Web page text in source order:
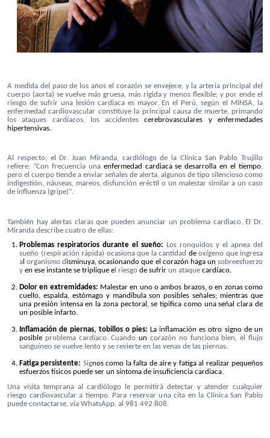
A medida del paso de los años el corazón se envejece, y la arteria principal del
cuerpo (aorta) se vuelve más gruesa, más rígida y menos flexible; y por ende el
riesgo de sufrir una lesión cardiaca es mayor. En el Perú, según el MINSA, la
enfermedad cardiovascular constituye la principal causa de muerte, primando
los ataques cardíacos, los accidentes cerebrovasculares y enfermedades
hipertensivas.
Al respecto, el Dr. Juan Miranda, cardiólogo de la Clínica San Pablo Trujillo
refiere: “Con frecuencia una enfermedad cardiaca se desarrolla en el tiempo;
pero el cuerpo tiende a enviar señales de alerta, algunos de tipo silencioso como
indigestión, náuseas, mareos, disfunción eréctil o un malestar similar a un caso
de influenza (gripe)”.
También hay alertas claras que pueden anunciar un problema cardiaco. El Dr.
Miranda describe cuatro de ellas:
Problemas respiratorios durante el sueño:
Los ronquidos y el apnea del
sueño (respiración rápida) ocasiona que la cantidad de oxígeno que ingresa
a lorganismo disminuya, ocasionando que el corazón haga unsobreesfuerzo
y en ese instante se triplique e l riesgo de sufrir un ataque cardíaco.
Doloren extremidades: Malestar en uno o ambos brazos, o en zonas como
cuello, espalda, estómago y mandíbula son posibles señales; mientras que
una presión intensa en la zona pectoral, se tipifica como una señal clara de
un posible infarto.
Inflamación de piernas, tobillos o pies: La inflamación es otro signo de un
posible problema cardíaco. Cuando un corazón no funciona bien, el flujo
sanguíneo se vuelve lento y se revierte en las venas de las piernas.
Fatiga persistente: Signos como la falta de aire y fatiga al realizar pequeños
esfuerzos físicos puede ser un síntoma de insuficiencia cardiaca.
Una visita temprana al cardiólogo le permitirá detectar y atender cualquier
riesgo cardiovascular a tiempo. Para reservar una cita en la Clínica San Pablo
puede contactarse, vía WhatsApp, al 981 492 808.